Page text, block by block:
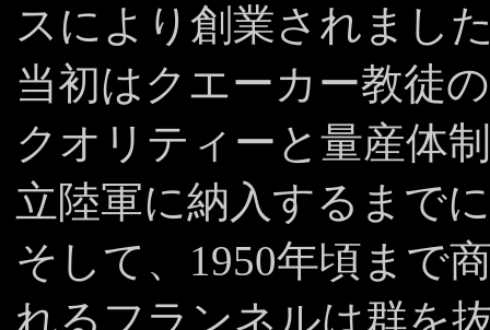
スにより創業されまし
当初はクエーカー教徒
クオリティーと量産体
立陸軍に納入するまで
そして、1950年頃まで
れるフランネルは群を